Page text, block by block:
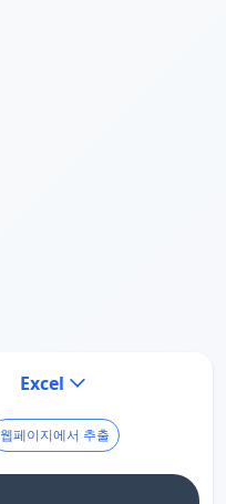
Excel
웹페이지에서 추출